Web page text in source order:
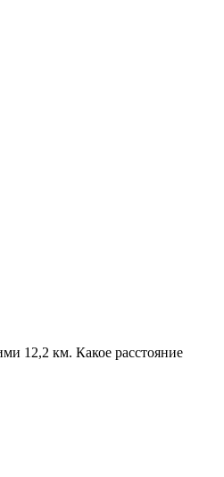
12,2 км. Какое расстояние